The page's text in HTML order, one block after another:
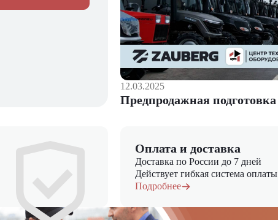
12.03.2025
Предпродажная подготовка
Оплата и доставка
Доставка по России до 7 дней
Действует гибкая система оплаты
Подробнее